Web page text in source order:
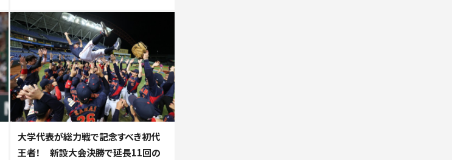
大学代表が総力戦で記念すべき初代
王者！ 新設大会決勝で延長11回の